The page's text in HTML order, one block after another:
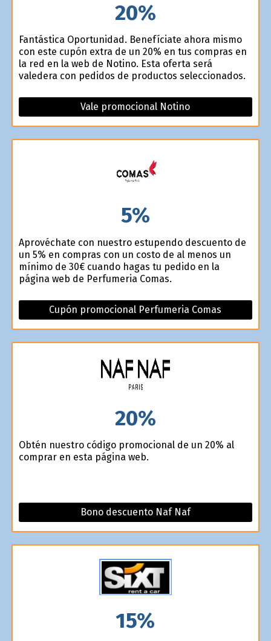
20%
Fantástica Oportunidad. Benefíciate ahora mismo
con este cupón extra de un 20% en tus compras en
la red en la web de Notino. Esta oferta será
valedera con pedidos de productos seleccionados.
Vale promocional Notino
5%
Aprovéchate con nuestro estupendo descuento de
un 5% en compras con un costo de al menos un
mínimo de 30€ cuando hagas tu pedido en la
página web de Perfumeria Comas.
Cupón promocional Perfumeria Comas
20%
Obtén nuestro código promocional de un 20% al
comprar en esta página web.
Bono descuento Naf Naf
15%